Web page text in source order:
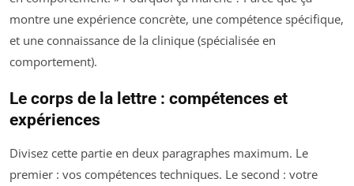
montre une expérience concrète, une compétence spécifique,
et une connaissance de la clinique (spécialisée en
comportement).
Le corps de la lettre : compétences et
expériences
Divisez cette partie en deux paragraphes maximum. Le
premier : vos compétences techniques. Le second : votre